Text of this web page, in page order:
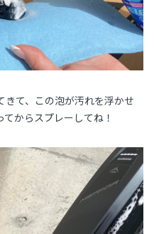
きて、この泡が汚れを浮かせ
からスプレーしてね！